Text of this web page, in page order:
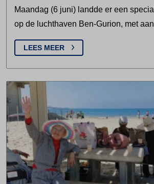
Maandag (6 juni) landde er een
op de luchthaven Ben-Gurion, met
LEES MEER